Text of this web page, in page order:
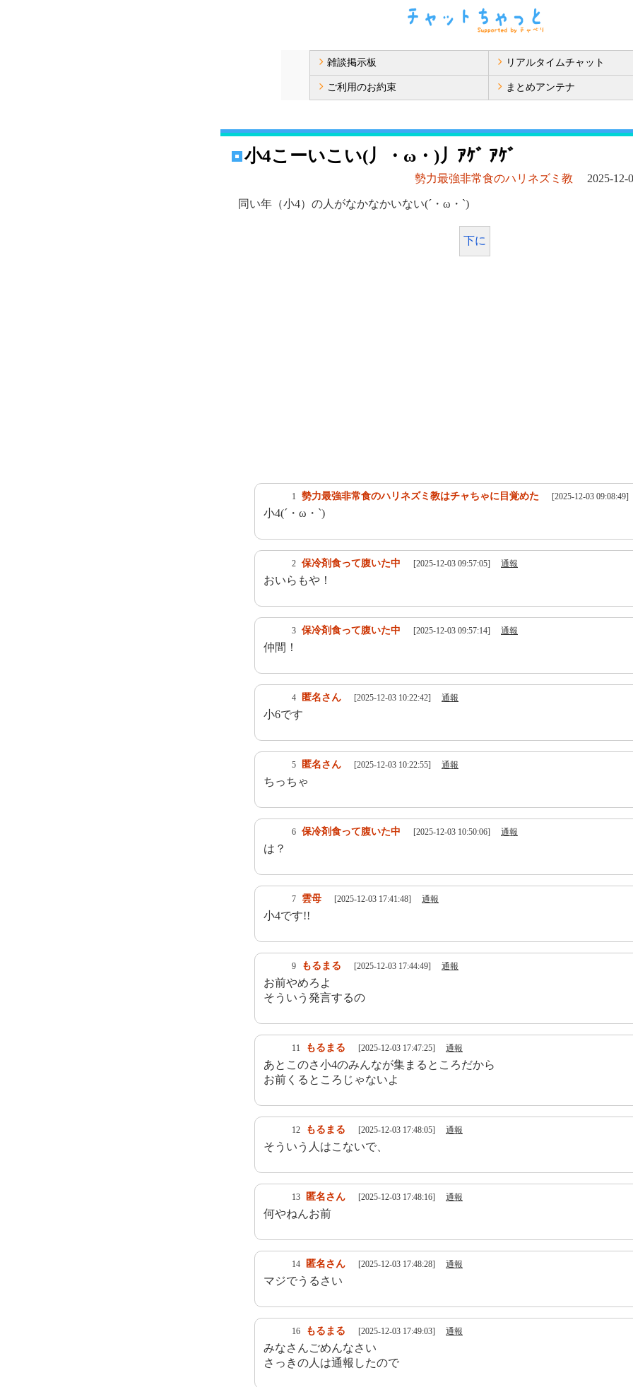
雑談掲示板 リアルタイムチャット
ご利用のお約束 まとめアンテナ
小4こーいこい(丿・ω・)丿ｱｹﾞ ｱｹﾞ
勢力最強非常食のハリネズミ教 2025-12-
同い年（小4）の人がなかなかいない(´・ω・`)
下に
1 勢力最強非常食のハリネズミ教はチャちゃに目覚めた [2025-12-03 09:08:49]
小4(´・ω・`)
2 保冷剤食って腹いた中 [2025-12-03 09:57:05] 通報
おいらもや！
3 保冷剤食って腹いた中 [2025-12-03 09:57:14] 通報
仲間！
4 匿名さん [2025-12-03 10:22:42] 通報
小6です
5 匿名さん [2025-12-03 10:22:55] 通報
ちっちゃ
6 保冷剤食って腹いた中 [2025-12-03 10:50:06] 通報
は？
7 雲母 [2025-12-03 17:41:48] 通報
小4です!!
9 もるまる [2025-12-03 17:44:49] 通報
お前やめろよ
そういう発言するの
11 もるまる [2025-12-03 17:47:25] 通報
あとこのさ小4のみんなが集まるところだから
お前くるところじゃないよ
12 もるまる [2025-12-03 17:48:05] 通報
そういう人はこないで、
13 匿名さん [2025-12-03 17:48:16] 通報
何やねんお前
14 匿名さん [2025-12-03 17:48:28] 通報
マジでうるさい
16 もるまる [2025-12-03 17:49:03] 通報
みなさんごめんなさい
さっきの人は通報したので